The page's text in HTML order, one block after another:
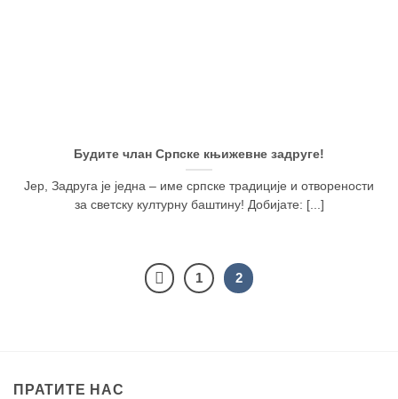
Будите члан Српске књижевне задруге!
Јер, Задруга је једна – име српске традиције и отворености
за светску културну баштину! Добијате: [...]
1 2
ПРАТИТЕ НАС